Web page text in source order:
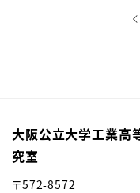
‹
大阪公立大学工業
究室
〒572-8572